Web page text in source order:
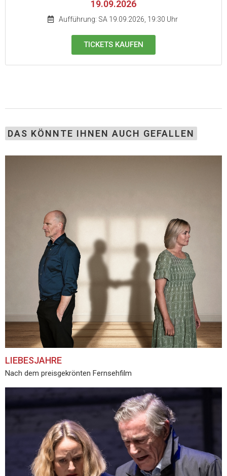
19.09.2026
Aufführung: SA 19.09.2026, 19:30 Uhr
TICKETS KAUFEN
DAS KÖNNTE IHNEN AUCH GEFALLEN
LIEBESJAHRE
Nach dem preisgekrönten Fernsehfilm